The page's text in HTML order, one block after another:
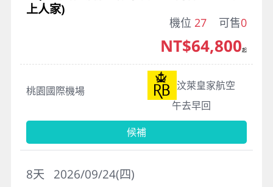
上人家)
機位 27 可售0
桃園國際機場
汶萊皇家航空
午去早回
NT$64,800起
候補
2026/09/24(四)
8天